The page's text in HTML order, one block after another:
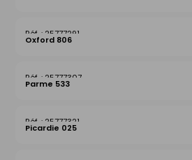
25777291
Oxford 806
25777307
Parme 533
25777321
Picardie 025